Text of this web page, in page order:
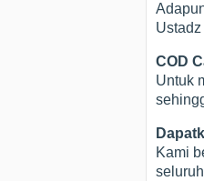
COD
Untuk
Kami